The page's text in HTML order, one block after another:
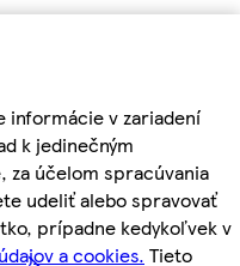
informácie v zariadení
k jedinečným
účelom spracúvania
udeliť alebo spravovať
prípadne kedykoľvek v
a cookies. Tieto